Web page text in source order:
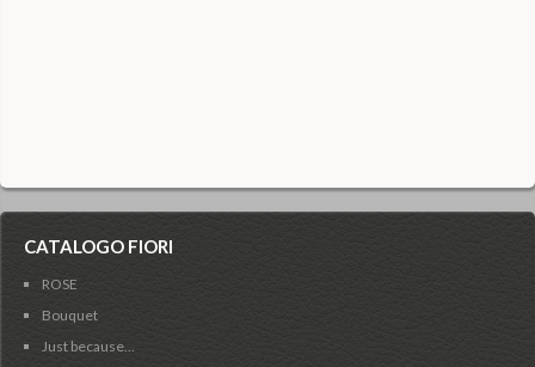
CATALOGO FIORI
ROSE
Bouquet
Just because...